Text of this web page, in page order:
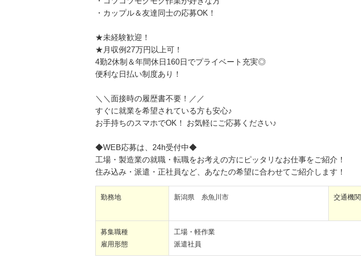
・カップル＆友達同士の応募OK！
★未経験歓迎！
★月収例27万円以上可！
4勤2休制＆年間休日160日でプライベート充実◎
便利な日払い制度あり！
＼＼面接時の履歴書不要！／／
すぐに就業を希望されている方も安心♪
お手持ちのスマホでOK！ お気軽にご応募ください♪
◆WEB応募は、24h受付中◆
工場・製造業の就職・転職をお考えの方にピッタリなお仕事をご紹介！
住み込み・派遣・正社員など、あなたの希望に合わせてご紹介します！
勤務地 新潟県 糸魚川市 交通機関
募集職種
雇用形態
工場・軽作業
派遣社員